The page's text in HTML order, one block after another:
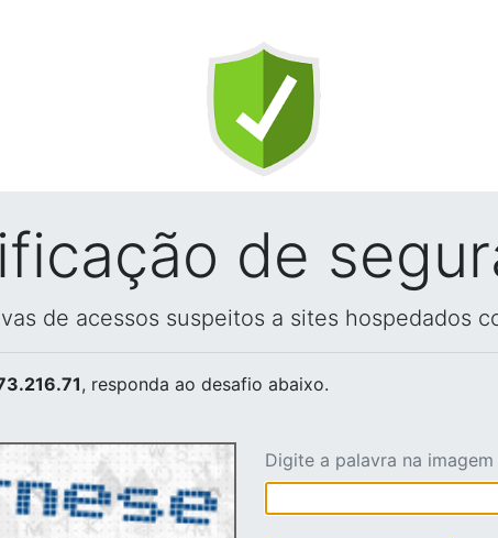
de
de acessos suspeitos a sites hospedados
, responda ao desafio abaixo.
Digite a palavra na